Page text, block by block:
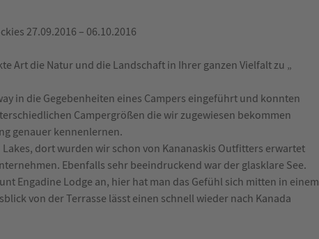
27.09.2016 – 06.10.2016
Art die Natur und die Landschaft in Ihrer ganzen Vielfalt zu „
in die Gegebenheiten eines Campers eingeführt und konnten
Campergrößen die wir zugewiesen bekommen
genauer kennenlernen.
dort wurden wir schon von Kananaskis Outfitters erwartet
Ebenfalls sehr beeindruckend war der glasklare See.
Engadine Lodge an, hier hat man das Gefühl sich mitten in einem
von der Terrasse lässt einen schnell wieder nach Kanada